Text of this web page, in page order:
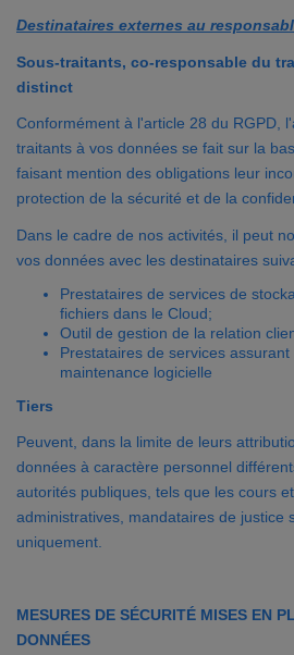
Destinataires externes au
Sous-traitants, co-responsable du
distinct
Conformément à l'article 28 du RGPD,
traitants à vos données se fait sur la
faisant mention des obligations leur
protection de la sécurité et de la
Dans le cadre de nos activités, il peut
vos données avec les destinataires
Prestataires de services de
fichiers dans le Cloud;
Outil de gestion de la relation
Prestataires de services
maintenance logicielle
Tiers
Peuvent, dans la limite de leurs
données à caractère personnel
autorités publiques, tels que les cours
administratives, mandataires de justice
uniquement.
MESURES DE SÉCURITÉ MISES EN
DONNÉES